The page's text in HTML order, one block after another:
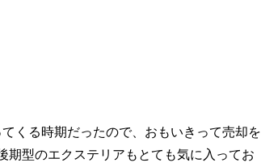
くる時期だったので、おもいきって売却を
期型のエクステリアもとても気に入ってお